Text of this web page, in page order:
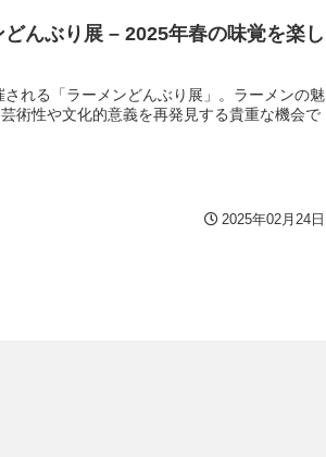
どんぶり展 – 2025年春の味覚を楽し
れる「ラーメンどんぶり展」。ラーメンの魅
術性や文化的意義を再発見する貴重な機会で
2025年02月24日